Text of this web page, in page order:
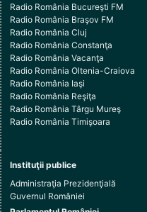
Radio România Bucureşti FM
Radio România Braşov FM
Radio România Cluj
Radio România Constanţa
Radio România Vacanţa
Radio România Oltenia-Craiova
Radio România Iaşi
Radio România Reşiţa
Radio România Târgu Mureş
Radio România Timişoara
Instituţii publice
Administraţia Prezidenţială
Guvernul României